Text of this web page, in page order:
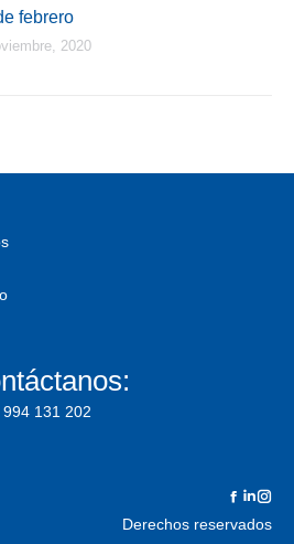
febrero
2020
994 131 202
Derechos reservados